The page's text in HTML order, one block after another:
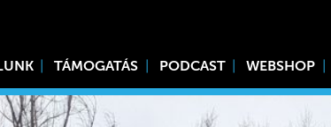
TÁMOGATÁS PODCAST WEBSHOP